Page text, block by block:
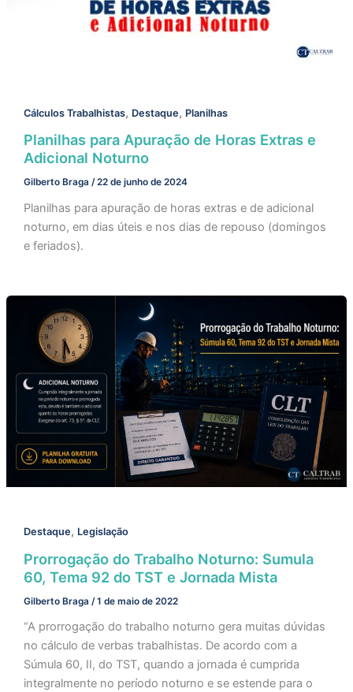
Cálculos Trabalhistas, Destaque, Planilhas
Planilhas para Apuração de Horas Extras e
Adicional Noturno
Gilberto Braga /22 de junho de 2024
Planilhas para apuração de horas extras e de adicional
noturno, em dias úteis e nos dias de repouso (domingos
e feriados).
Destaque, Legislação
Prorrogação do Trabalho Noturno: Sumula
60, Tema 92 do TST e Jornada Mista
Gilberto Braga /1 de maio de 2022
“A prorrogação do trabalho noturno gera muitas dúvidas
no cálculo de verbas trabalhistas. De acordo com a
Súmula 60, II, do TST, quando a jornada é cumprida
integralmente no período noturno e se estende para o